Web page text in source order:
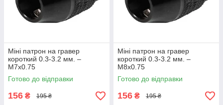
Міні патрон на гравер
короткий 0.3-3.2 мм. –
М7х0.75
Готово до відправки
156 ₴ 195 ₴
Міні патрон на гравер
короткий 0.3-3.2 мм. –
М8х0.75
Готово до відправки
156 ₴ 195 ₴